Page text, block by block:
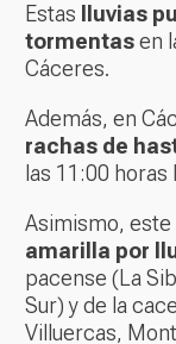
Estas
lluvias
tormentasen
Cáceres.
Además, en
rachas de
las 11:00 horas
Asimismo,
amarilla por
pacense (La
Sur) y de la
Villuercas,